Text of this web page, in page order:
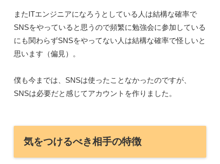
またITエンジニアになろうとしている人は結構な確率で
SNSをやっていると思うので頻繁に勉強会に参加している
にも関わらずSNSをやってない人は結構な確率で怪しいと
思います（偏見）。
僕も今までは、SNSは使ったことなかったのですが、
SNSは必要だと感じてアカウントを作りました。
気をつけるべき相手の特徴